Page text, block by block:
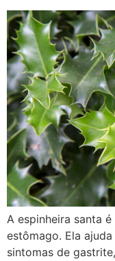
A espinheira santa
estômago. Ela
sintomas de